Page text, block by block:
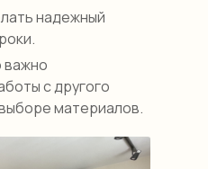
надежный
важно
с другого
материалов.